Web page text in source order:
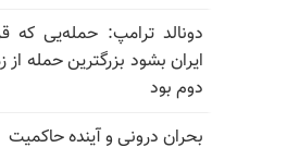
دونالد ترامپ: حمله‌یی که
ایران بشود بزرگترین حمله
دوم بود
بحران درونی و آینده حاکمیت